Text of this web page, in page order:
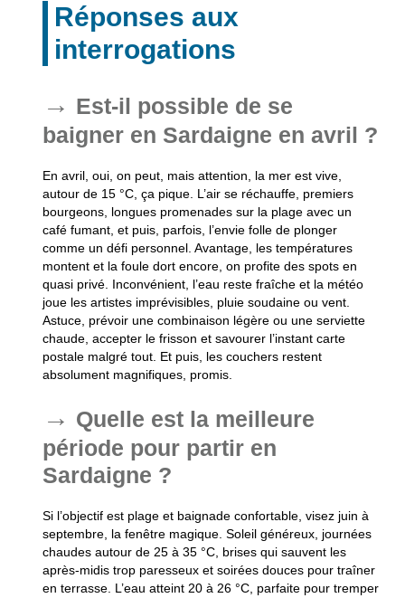
Réponses aux
interrogations
Est-il possible de se
baigner en Sardaigne en avril ?
En avril, oui, on peut, mais attention, la mer est vive,
autour de 15 °C, ça pique. L’air se réchauffe, premiers
bourgeons, longues promenades sur la plage avec un
café fumant, et puis, parfois, l’envie folle de plonger
comme un défi personnel. Avantage, les températures
montent et la foule dort encore, on profite des spots en
quasi privé. Inconvénient, l’eau reste fraîche et la météo
joue les artistes imprévisibles, pluie soudaine ou vent.
Astuce, prévoir une combinaison légère ou une serviette
chaude, accepter le frisson et savourer l’instant carte
postale malgré tout. Et puis, les couchers restent
absolument magnifiques, promis.
Quelle est la meilleure
période pour partir en
Sardaigne ?
Si l’objectif est plage et baignade confortable, visez juin à
septembre, la fenêtre magique. Soleil généreux, journées
chaudes autour de 25 à 35 °C, brises qui sauvent les
après-midis trop paresseux et soirées douces pour traîner
en terrasse. L’eau atteint 20 à 26 °C, parfaite pour tremper